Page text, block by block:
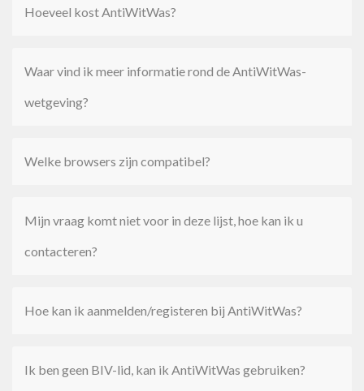
Hoeveel kost AntiWitWas?
Waar vind ik meer informatie rond de AntiWitWas-
wetgeving?
Welke browsers zijn compatibel?
Mijn vraag komt niet voor in deze lijst, hoe kan ik u
contacteren?
Hoe kan ik aanmelden/registeren bij AntiWitWas?
Ik ben geen BIV-lid, kan ik AntiWitWas gebruiken?